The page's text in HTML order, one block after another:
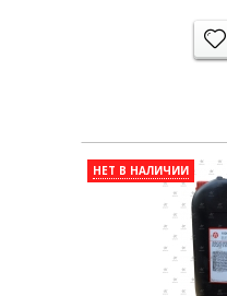
НЕТ В НАЛИЧИИ